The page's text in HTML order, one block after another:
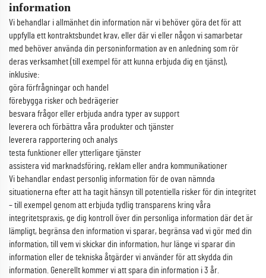
information
Vi behandlar i allmänhet din information när vi behöver göra det för att
uppfylla ett kontraktsbundet krav, eller där vi eller någon vi samarbetar
med behöver använda din personinformation av en anledning som rör
deras verksamhet (till exempel för att kunna erbjuda dig en tjänst),
inklusive:
göra förfrågningar och handel
förebygga risker och bedrägerier
besvara frågor eller erbjuda andra typer av support
leverera och förbättra våra produkter och tjänster
leverera rapportering och analys
testa funktioner eller ytterligare tjänster
assistera vid marknadsföring, reklam eller andra kommunikationer
Vi behandlar endast personlig information för de ovan nämnda
situationerna efter att ha tagit hänsyn till potentiella risker för din integritet
– till exempel genom att erbjuda tydlig transparens kring våra
integritetspraxis, ge dig kontroll över din personliga information där det är
lämpligt, begränsa den information vi sparar, begränsa vad vi gör med din
information, till vem vi skickar din information, hur länge vi sparar din
information eller de tekniska åtgärder vi använder för att skydda din
information. Generellt kommer vi att spara din information i 3 år.